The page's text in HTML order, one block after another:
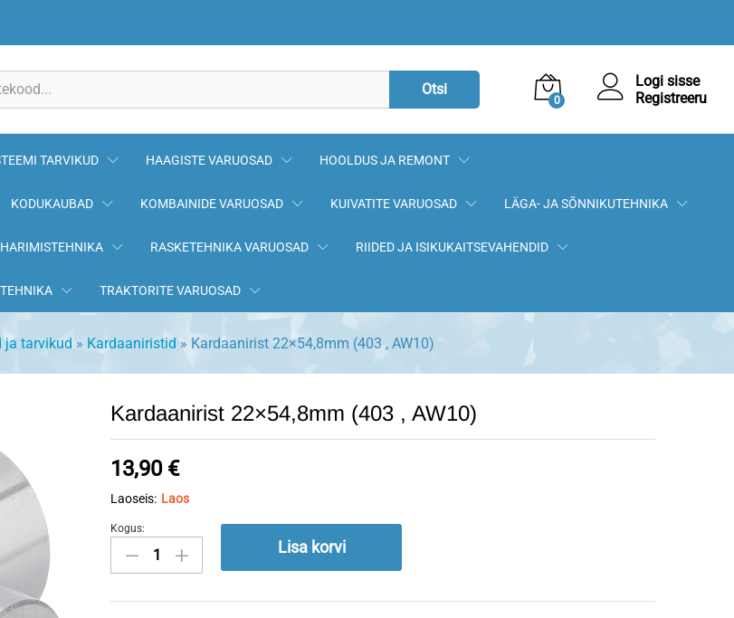
Otsi
0
Logi sisse
Registreeru
TARVIKUD HAAGISTE VARUOSAD HOOLDUS JA REMONT
KODUKAUBAD KOMBAINIDE VARUOSAD KUIVATITE VARUOSAD LÄGA- JA SÕNNIKUTEHNIKA
RASKETEHNIKA VARUOSAD RIIDED JA ISIKUKAITSEVAHENDID
TRAKTORITE VARUOSAD
ja tarvikud » Kardaaniristid » Kardaanirist 22×54,8mm (403 , AW10)
Kardaanirist 22×54,8mm (403 , AW10)
13,90 €
Laoseis: Laos
Kardaanirist
22x54,8mm
,
Kogus:
Lisa korvi